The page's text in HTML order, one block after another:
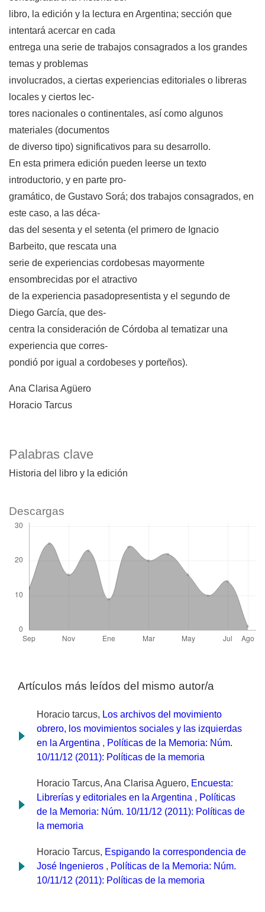
Palabras clave
Historia del libro y la edición
libro, la edición y la lectura en Argentina; sección que
intentará acercar en cada
entrega una serie de trabajos consagrados a los grandes
temas y problemas
involucrados, a ciertas experiencias editoriales o libreras
locales y ciertos lec-
tores nacionales o continentales, así como algunos
materiales (documentos
de diverso tipo) significativos para su desarrollo.
En esta primera edición pueden leerse un texto
introductorio, y en parte pro-
gramático, de Gustavo Sorá; dos trabajos consagrados, en
este caso, a las déca-
das del sesenta y el setenta (el primero de Ignacio
Barbeito, que rescata una
serie de experiencias cordobesas mayormente
ensombrecidas por el atractivo
de la experiencia pasadopresentista y el segundo de
Diego García, que des-
centra la consideración de Córdoba al tematizar una
experiencia que corres-
pondió por igual a cordobeses y porteños).
Ana Clarisa Agüero
Horacio Tarcus
Descargas
Artículos más leídos del mismo autor/a
Horacio tarcus, Los archivos del movimiento
obrero, los movimientos sociales y las izquierdas
en la Argentina , Políticas de la Memoria: Núm.
10/11/12 (2011): Políticas de la memoria
Horacio Tarcus, Ana Clarisa Aguero, Encuesta:
Librerías y editoriales en la Argentina , Políticas
de la Memoria: Núm. 10/11/12 (2011): Políticas de
la memoria
Horacio Tarcus, Espigando la correspondencia de
José Ingenieros , Políticas de la Memoria: Núm.
10/11/12 (2011): Políticas de la memoria